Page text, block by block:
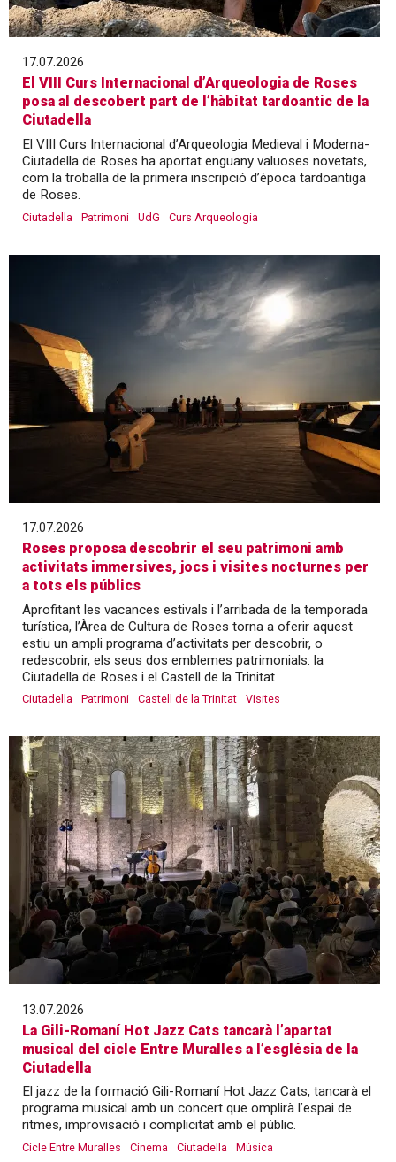
17.07.2026
El VIII Curs Internacional d’Arqueologia de Roses
posa al descobert part de l’hàbitat tardoantic de la
Ciutadella
El VIII Curs Internacional d’Arqueologia Medieval i Moderna-
Ciutadella de Roses ha aportat enguany valuoses novetats,
com la troballa de la primera inscripció d’època tardoantiga
de Roses.
Ciutadella Patrimoni UdG Curs Arqueologia
17.07.2026
Roses proposa descobrir el seu patrimoni amb
activitats immersives, jocs i visites nocturnes per
a tots els públics
Aprofitant les vacances estivals i l’arribada de la temporada
turística, l’Àrea de Cultura de Roses torna a oferir aquest
estiu un ampli programa d’activitats per descobrir, o
redescobrir, els seus dos emblemes patrimonials: la
Ciutadella de Roses i el Castell de la Trinitat
Ciutadella Patrimoni Castell de la Trinitat Visites
13.07.2026
La Gili-Romaní Hot Jazz Cats tancarà l’apartat
musical del cicle Entre Muralles a l’església de la
Ciutadella
El jazz de la formació Gili-Romaní Hot Jazz Cats, tancarà el
programa musical amb un concert que omplirà l’espai de
ritmes, improvisació i complicitat amb el públic.
Cicle Entre Muralles Cinema Ciutadella Música